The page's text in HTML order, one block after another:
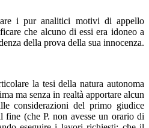
i pur analitici motivi di appello
che alcuno di essi era idoneo a
della prova della sua innocenza.
la tesi della natura autonoma
ma senza in realtà apportare alcun
considerazioni del primo giudice
fine (che P. non avesse un orario di